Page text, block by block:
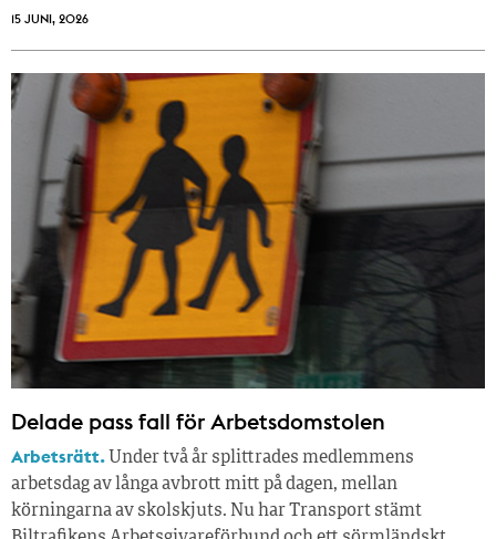
15 JUNI, 2026
Delade pass fall för Arbetsdomstolen
Arbetsrätt. Under två år splittrades medlemmens
arbetsdag av långa avbrott mitt på dagen, mellan
körningarna av skolskjuts. Nu har Transport stämt